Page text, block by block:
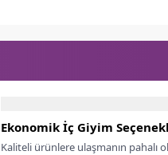
Ekonomik İç Giyim
Kaliteli ürünlere ulaşmanın pahalı